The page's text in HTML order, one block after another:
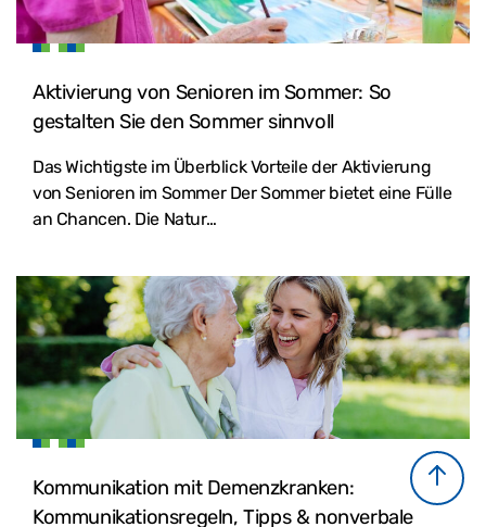
Aktivierung von Senioren im Sommer: So
gestalten Sie den Sommer sinnvoll
Das Wichtigste im Überblick Vorteile der Aktivierung
von Senioren im Sommer Der Sommer bietet eine Fülle
an Chancen. Die Natur…
Kommunikation mit Demenzkranken:
Kommunikationsregeln, Tipps & nonverbale